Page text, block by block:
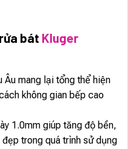
bát Kluger
Âu mang lại tổng thể hiện
không gian bếp cao
1.0mm giúp tăng độ bền,
trong quá trình sử dụng